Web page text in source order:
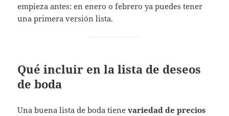
empieza antes: en enero o febrero ya puedes tener
una primera versión lista.
Qué incluir en la lista de deseos
de boda
Una buena lista de boda tienevariedad de precios